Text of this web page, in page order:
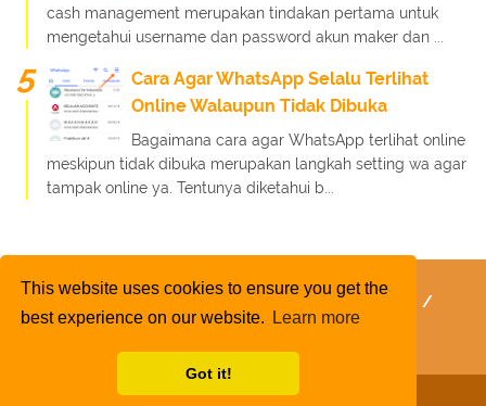
This website uses cookies to ensure you get the
best experience on our website.
Learn more
Got it!
cash management merupakan tindakan pertama untuk
mengetahui username dan password akun maker dan ...
Cara Agar WhatsApp Selalu Terlihat
Online Walaupun Tidak Dibuka
Bagaimana cara agar WhatsApp terlihat online
meskipun tidak dibuka merupakan langkah setting wa agar
tampak online ya. Tentunya diketahui b...
Kebijakan Privasi